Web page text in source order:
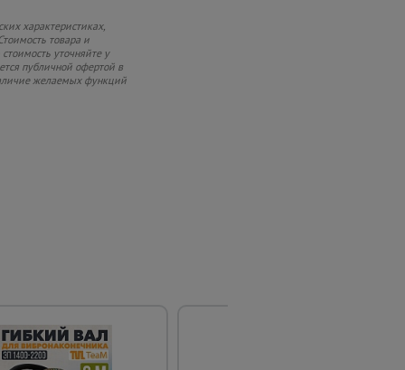
характеристиках,
товара и
уточняйте у
публичной офертой в
желаемых функций